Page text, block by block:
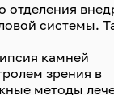
отделения
системы.
камней
зрения в
методы